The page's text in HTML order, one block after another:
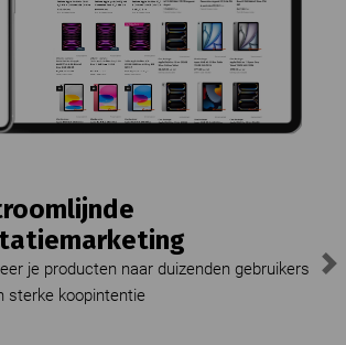
producten naar duizenden gebruikers
koopintentie